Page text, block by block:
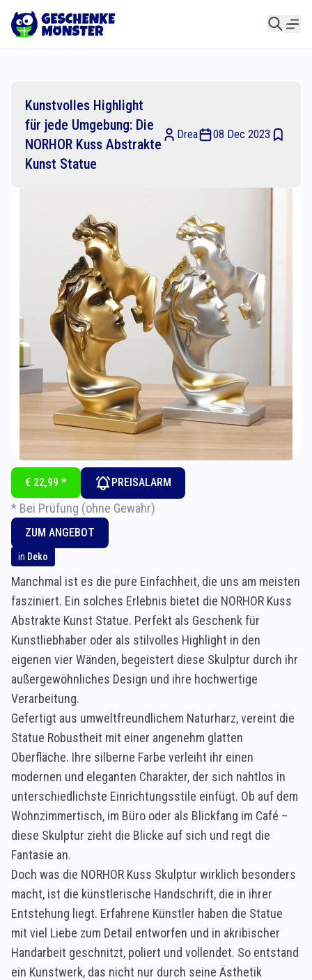
Kunstvolles Highlight
für jede Umgebung: Die
NORHOR Kuss Abstrakte
Kunst Statue
Drea 08 Dec 2023
€ 22,99 * PREISALARM
* Bei Prüfung (ohne Gewähr)
ZUM ANGEBOT
in Deko
Manchmal ist es die pure Einfachheit, die uns am meisten
fasziniert. Ein solches Erlebnis bietet die NORHOR Kuss
Abstrakte Kunst Statue. Perfekt als Geschenk für
Kunstliebhaber oder als stilvolles Highlight in den
eigenen vier Wänden, begeistert diese Skulptur durch ihr
außergewöhnliches Design und ihre hochwertige
Verarbeitung.
Gefertigt aus umweltfreundlichem Naturharz, vereint die
Statue Robustheit mit einer angenehm glatten
Oberfläche. Ihre silberne Farbe verleiht ihr einen
modernen und eleganten Charakter, der sich nahtlos in
unterschiedlichste Einrichtungsstile einfügt. Ob auf dem
Wohnzimmertisch, im Büro oder als Blickfang im Café –
diese Skulptur zieht die Blicke auf sich und regt die
Fantasie an.
Doch was die NORHOR Kuss Skulptur wirklich besonders
macht, ist die künstlerische Handschrift, die in ihrer
Entstehung liegt. Erfahrene Künstler haben die Statue
mit viel Liebe zum Detail entworfen und in akribischer
Handarbeit geschnitzt, poliert und vollendet. So entstand
ein Kunstwerk, das nicht nur durch seine Ästhetik